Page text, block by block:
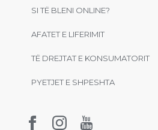
SI TË BLENI ONLINE?
AFATET E LIFERIMIT
TË DREJTAT E KONSUMATORIT
PYETJET E SHPESHTA